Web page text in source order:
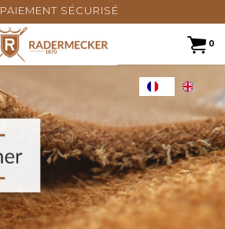
PAIEMENT SÉCURISÉ
0